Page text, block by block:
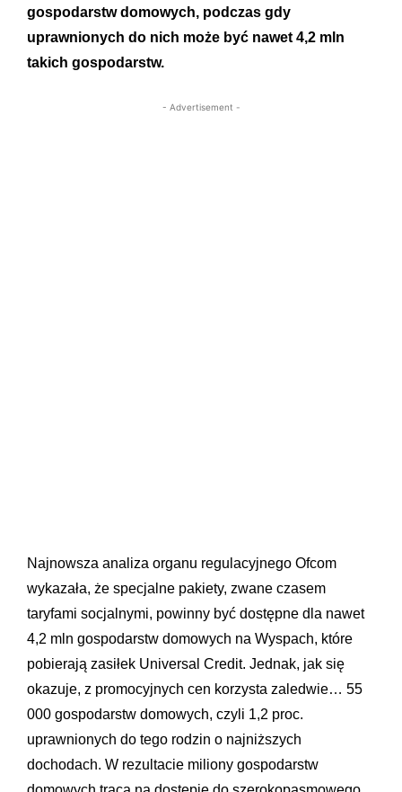
gospodarstw domowych, podczas gdy
uprawnionych do nich może być nawet 4,2 mln
takich gospodarstw.
- Advertisement -
Najnowsza analiza organu regulacyjnego Ofcom
wykazała, że specjalne pakiety, zwane czasem
taryfami socjalnymi, powinny być dostępne dla nawet
4,2 mln gospodarstw domowych na Wyspach, które
pobierają zasiłek Universal Credit. Jednak, jak się
okazuje, z promocyjnych cen korzysta zaledwie… 55
000 gospodarstw domowych, czyli 1,2 proc.
uprawnionych do tego rodzin o najniższych
dochodach. W rezultacie miliony gospodarstw